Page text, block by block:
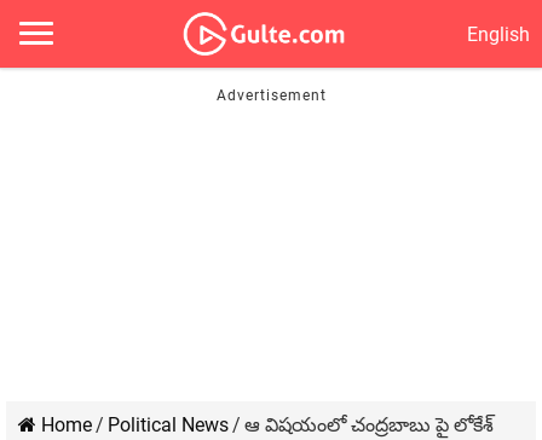
English
Home/ Political News/ ఆ విషయంలో చంద్రబాబు పై లోకేశ్